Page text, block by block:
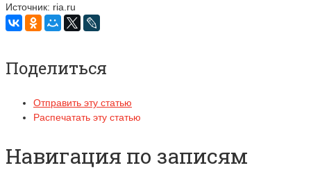
Источник: ria.ru
Поделиться
Отправить эту статью
Распечатать эту статью
Навигация по записям